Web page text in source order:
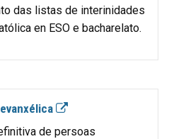
das listas de interinidades
en ESO e bacharelato.
de persoas